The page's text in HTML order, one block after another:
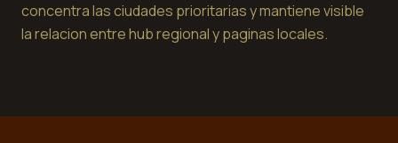
concentra las ciudades prioritarias y mantiene visible
la relacion entre hub regional y paginas locales.